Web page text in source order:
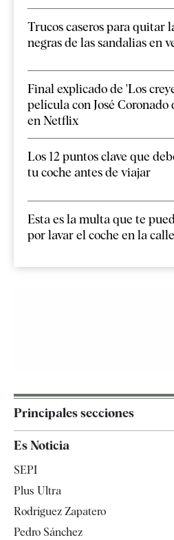
Trucos caseros para quitar
negras de las sandalias en
Final explicado de 'Los
película con José Coronado
en Netflix
Los 12 puntos clave que
tu coche antes de viajar
Esta es la multa que te
por lavar el coche en la calle
Principales secciones
España
Televisión
Es Noticia
SEPI
Plus Ultra
Rodríguez Zapatero
Pedro Sánchez